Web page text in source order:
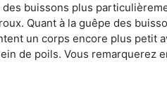
buissons plus
Quant à la guêpe des
un corps encore plus petit
de poils. Vous remarquerez